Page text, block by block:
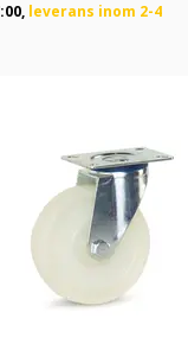
leverans inom 2-4